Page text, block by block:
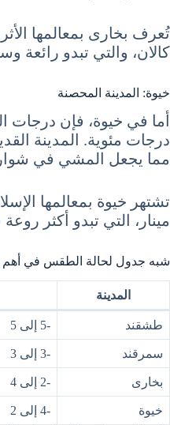
تُعرف بخارى بمعالمها
كالان، والتي تبدو رائعة
خيوة: المدينة المحصنة
درجات مئوية. المدينة
مما يجعل المشي في
تشتهر خيوة بمعالمها
مينار، التي تبدو أكثر
شبه جدول لحالة الطقس في أهم
المدينة
طشقند -5 إلى 5
سمرقند -3 إلى 3
بخارى -2 إلى 4
خيوة -4 إلى 2